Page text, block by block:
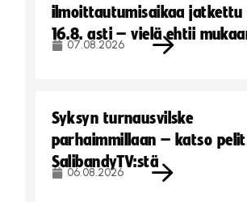
ilmoittautumisaikaa jatkettu
16.8. asti – vielä ehtii
07.08.2026
Syksyn turnausvilske
parhaimmillaan – katso pelit
SalibandyTV:stä
06.08.2026